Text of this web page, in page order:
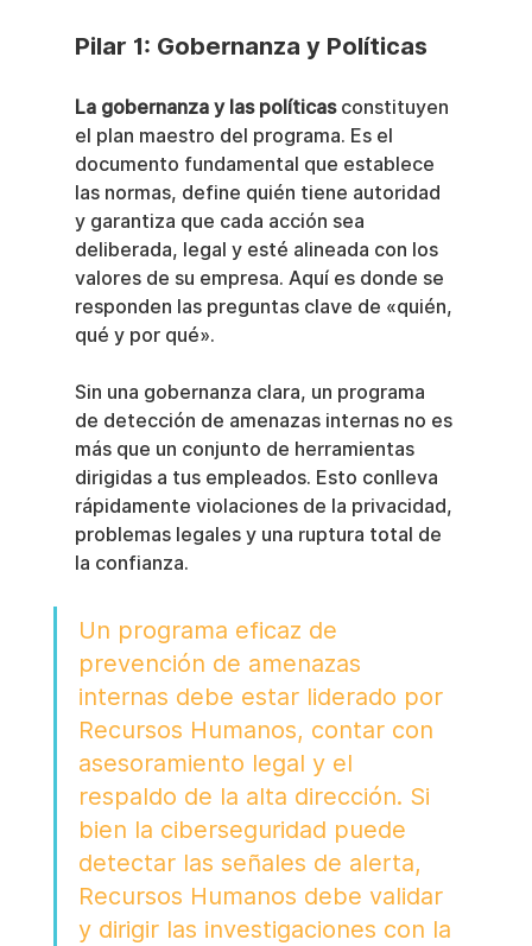
Pilar 1: Gobernanza y Políticas
La gobernanza y las políticas constituyen
el plan maestro del programa. Es el
documento fundamental que establece
las normas, define quién tiene autoridad
y garantiza que cada acción sea
deliberada, legal y esté alineada con los
valores de su empresa. Aquí es donde se
responden las preguntas clave de «quién,
qué y por qué».
Sin una gobernanza clara, un programa
de detección de amenazas internas no es
más que un conjunto de herramientas
dirigidas a tus empleados. Esto conlleva
rápidamente violaciones de la privacidad,
problemas legales y una ruptura total de
la confianza.
Un programa eficaz de
prevención de amenazas
internas debe estar liderado por
Recursos Humanos, contar con
asesoramiento legal y el
respaldo de la alta dirección. Si
bien la ciberseguridad puede
detectar las señales de alerta,
Recursos Humanos debe validar
y dirigir las investigaciones con la